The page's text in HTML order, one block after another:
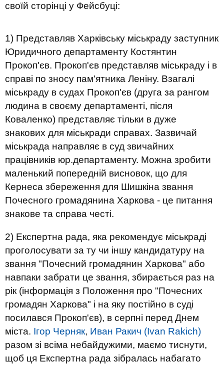
своїй сторінці у Фейсбуці:
1) Представляв Харківську міськраду заступник
Юридичного департаменту Костянтин
Прокоп'єв. Прокоп'єв представляв міськраду і в
справі по зносу пам'ятника Леніну. Взагалі
міськраду в судах Прокоп'єв (друга за рангом
людина в своєму департаменті, після
Коваленко) представляє тільки в дуже
знакових для міськради справах. Зазвичай
міськрада направляє в суд звичайних
працівників юр.департаменту. Можна зробити
маленький попередній висновок, що для
Кернеса збереження для Шишкіна звання
Почесного громадянина Харкова - це питання
знакове та справа честі.
2) Експертна рада, яка рекомендує міськраді
проголосувати за ту чи іншу кандидатуру на
звання "Почесний громадянин Харкова" або
навпаки забрати це звання, збирається раз на
рік (інформація з Положення про "Почесних
громадян Харкова" і на яку постійно в суді
посилався Прокоп'єв), в серпні перед Днем
міста. Ігор Черняк, Иван Ракич (Ivan Rakich)
разом зі всіма небайдужими, маємо тиснути,
щоб ця Експертна рада зібралась набагато